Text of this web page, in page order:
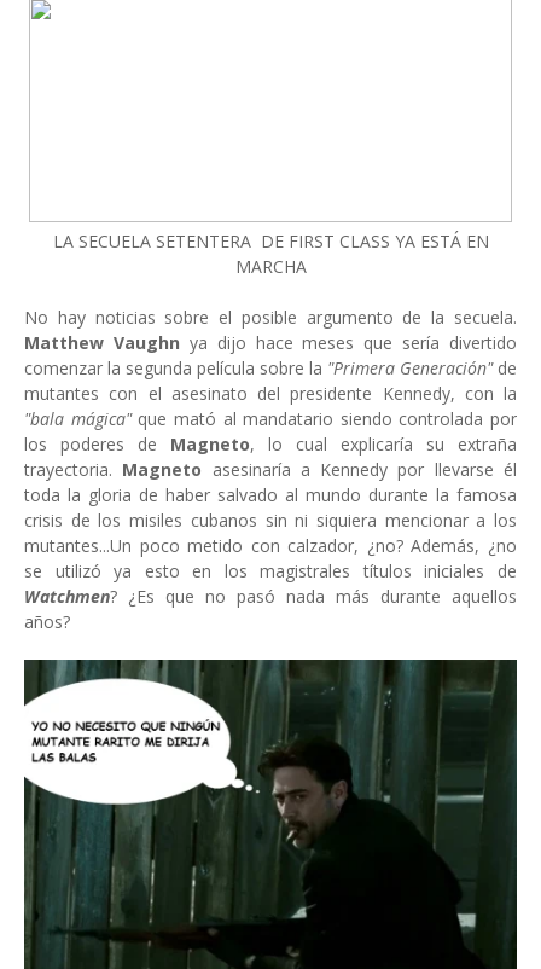
LA SECUELA SETENTERA DE FIRST CLASS YA ESTÁ EN
MARCHA
No hay noticias sobre el posible argumento de la secuela.
Matthew Vaughn ya dijo hace meses que sería divertido
comenzar la segunda película sobre la "Primera Generación" de
mutantes con el asesinato del presidente Kennedy, con la
"bala mágica" que mató al mandatario siendo controlada por
los poderes de Magneto, lo cual explicaría su extraña
trayectoria. Magneto asesinaría a Kennedy por llevarse él
toda la gloria de haber salvado al mundo durante la famosa
crisis de los misiles cubanos sin ni siquiera mencionar a los
mutantes...Un poco metido con calzador, ¿no? Además, ¿no
se utilizó ya esto en los magistrales títulos iniciales de
Watchmen? ¿Es que no pasó nada más durante aquellos
años?